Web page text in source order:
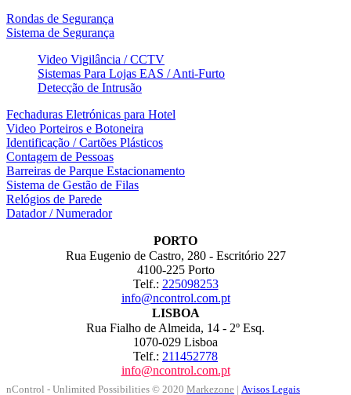
Rondas de Segurança
Sistema de Segurança
Video Vigilância / CCTV
Sistemas Para Lojas EAS / Anti-Furto
Detecção de Intrusão
Fechaduras Eletrónicas para Hotel
Video Porteiros e Botoneira
Identificação / Cartões Plásticos
Contagem de Pessoas
Barreiras de Parque Estacionamento
Sistema de Gestão de Filas
Relógios de Parede
Datador / Numerador
PORTO
Rua Eugenio de Castro, 280 - Escritório 227
4100-225 Porto
Telf.: 225098253
info@ncontrol.com.pt
LISBOA
Rua Fialho de Almeida, 14 - 2º Esq.
1070-029 Lisboa
Telf.: 211452778
info@ncontrol.com.pt
nControl - Unlimited Possibilities © 2020 Markezone | Avisos Legais